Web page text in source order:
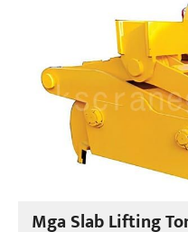
Mga Slab Lifting